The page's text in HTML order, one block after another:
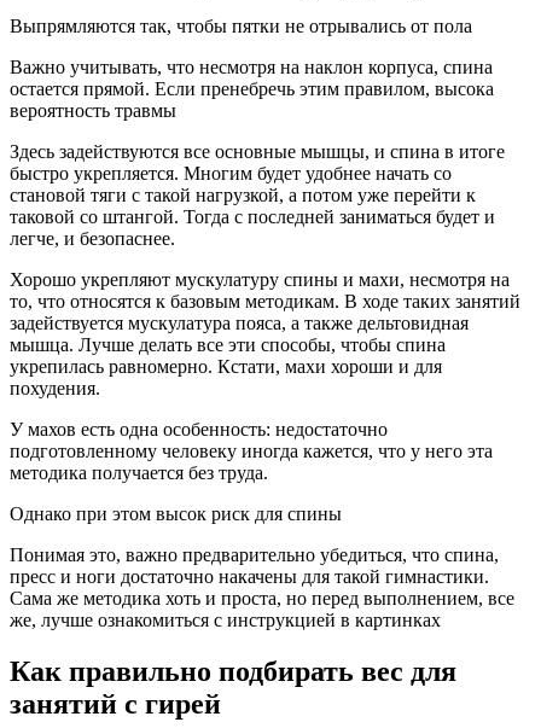
Выпрямляются так, чтобы пятки не отрывались от пола
Важно учитывать, что несмотря на наклон корпуса, спина
остается прямой. Если пренебречь этим правилом, высока
вероятность травмы
Здесь задействуются все основные мышцы, и спина в итоге
быстро укрепляется. Многим будет удобнее начать со
становой тяги с такой нагрузкой, а потом уже перейти к
таковой со штангой. Тогда с последней заниматься будет и
легче, и безопаснее.
Хорошо укрепляют мускулатуру спины и махи, несмотря на
то, что относятся к базовым методикам. В ходе таких занятий
задействуется мускулатура пояса, а также дельтовидная
мышца. Лучше делать все эти способы, чтобы спина
укрепилась равномерно. Кстати, махи хороши и для
похудения.
У махов есть одна особенность: недостаточно
подготовленному человеку иногда кажется, что у него эта
методика получается без труда.
Однако при этом высок риск для спины
Понимая это, важно предварительно убедиться, что спина,
пресс и ноги достаточно накачены для такой гимнастики.
Сама же методика хоть и проста, но перед выполнением, все
же, лучше ознакомиться с инструкцией в картинках
Как правильно подбирать вес для
занятий с гирей